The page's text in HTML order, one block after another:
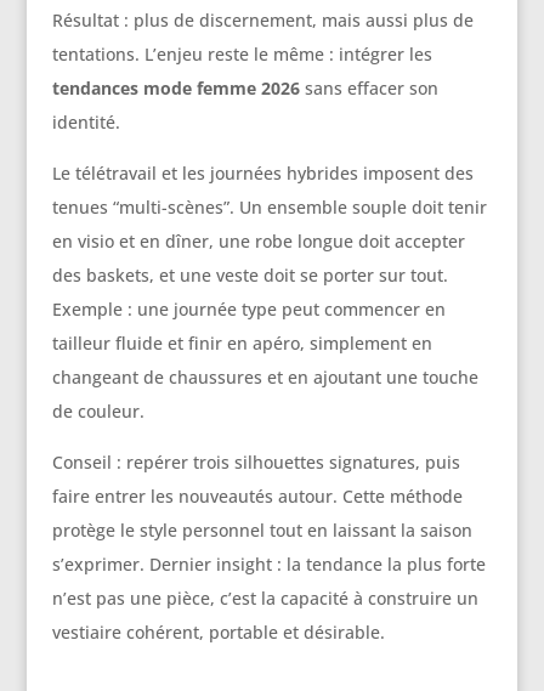
Résultat : plus de discernement, mais aussi plus de
tentations. L’enjeu reste le même : intégrer les
tendances mode femme 2026sans effacer son
identité.
Le télétravail et les journées hybrides imposent des
tenues “multi-scènes”. Un ensemble souple doit tenir
en visio et en dîner, une robe longue doit accepter
des baskets, et une veste doit se porter sur tout.
Exemple : une journée type peut commencer en
tailleur fluide et finir en apéro, simplement en
changeant de chaussures et en ajoutant une touche
de couleur.
Conseil : repérer trois silhouettes signatures, puis
faire entrer les nouveautés autour. Cette méthode
protège le style personnel tout en laissant la saison
s’exprimer. Dernier insight : la tendance la plus forte
n’est pas une pièce, c’est la capacité à construire un
vestiaire cohérent, portable et désirable.